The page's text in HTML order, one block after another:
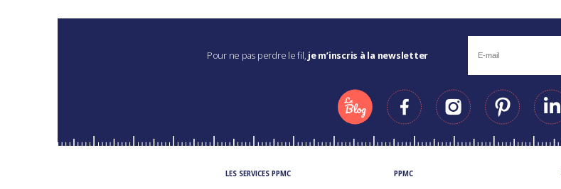
Pour ne pas perdre le fil, je m’inscris à la newsletter
LES SERVICES PPMC PPMC